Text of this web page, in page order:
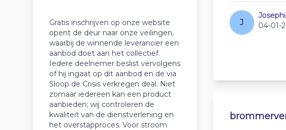
Gratis inschrijven op onze website
opent de deur naar onze veilingen,
waarbij de winnende leverancier een
aanbod doet aan het collectief.
Iedere deelnemer beslist vervolgens
of hij ingaat op dit aanbod en de via
Sloop de Crisis verkregen deal. Niet
zomaar iedereen kan een product
aanbieden; wij controleren de
kwaliteit van de dienstverlening en
het overstapproces. Voor stroom
J
04-01-